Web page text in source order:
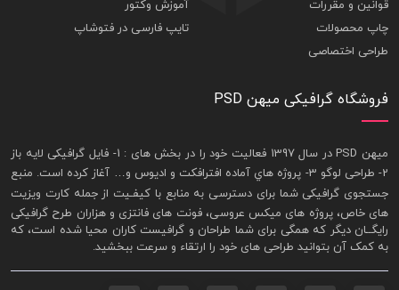
قوانین و مقررات
چاپ محصولات
طراحی اختصاصی
آموزش وکتور
تایپ فارسی در فتوشاپ
فروشگاه گرافیکی میهن PSD
ميهن PSD در سال 1397 فعاليت خود را در بخش های : 1-
فايل گرافيکی لايه باز
2- طراحی لوگو 3- پروژه هاي آماده افترافکت و اديوس و… آغاز کرده است. منبع
جستجوی گرافيکی شما برای دسترسی به منابع با کيفـيت از جملهکارت ويزيت
های خاص، پروژه های ميکس عروسی، فونت های فانتزی و هزاران طرح گرافیکی
رايگــان ديگر که همگی برای شما طراحان و گرافيست کاران محيا شده است، که
به کمک آن بتوانيد طراحی های خود را ارتقاء و سرعت ببخشيد.